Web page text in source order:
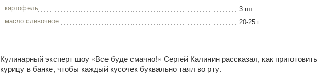
картофель
3 шт.
масло сливочное
20-25 г.
Кулинарный эксперт шоу «Все буде смачно!» Сергей Калинин рассказал, как приготовить
курицу в банке, чтобы каждый кусочек буквально таял во рту.